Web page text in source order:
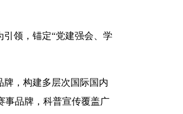
领，锚定“党建强会、学
牌，构建多层次国际国内
事品牌，科普宣传覆盖广